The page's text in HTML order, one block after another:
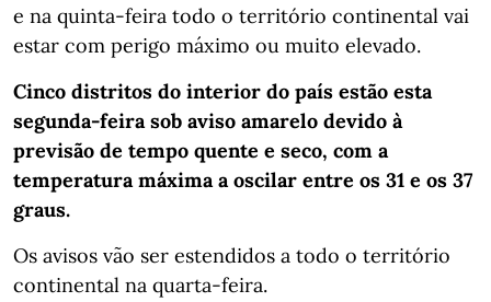
e na quinta-feira todo o território continental vai
estar com perigo máximo ou muito elevado.
Cinco distritos do interior do país estão esta
segunda-feira sob aviso amarelo devido à
previsão de tempo quente e seco, com a
temperatura máxima a oscilar entre os 31 e os 37
graus.
Os avisos vão ser estendidos a todo o território
continental na quarta-feira.